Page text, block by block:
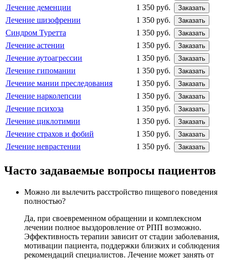
Лечение деменции 1 350 руб. Заказать
Лечение шизофрении 1 350 руб. Заказать
Синдром Туретта 1 350 руб. Заказать
Лечение астении 1 350 руб. Заказать
Лечение аутоагрессии 1 350 руб. Заказать
Лечение гипомании 1 350 руб. Заказать
Лечение мании преследования 1 350 руб. Заказать
Лечение нарколепсии 1 350 руб. Заказать
Лечение психоза 1 350 руб. Заказать
Лечение циклотимии 1 350 руб. Заказать
Лечение страхов и фобий 1 350 руб. Заказать
Лечение неврастении 1 350 руб. Заказать
Часто задаваемые вопросы пациентов
Можно ли вылечить расстройство пищевого поведения
полностью?
Да, при своевременном обращении и комплексном
лечении полное выздоровление от РПП возможно.
Эффективность терапии зависит от стадии заболевания,
мотивации пациента, поддержки близких и соблюдения
рекомендаций специалистов. Лечение может занять от